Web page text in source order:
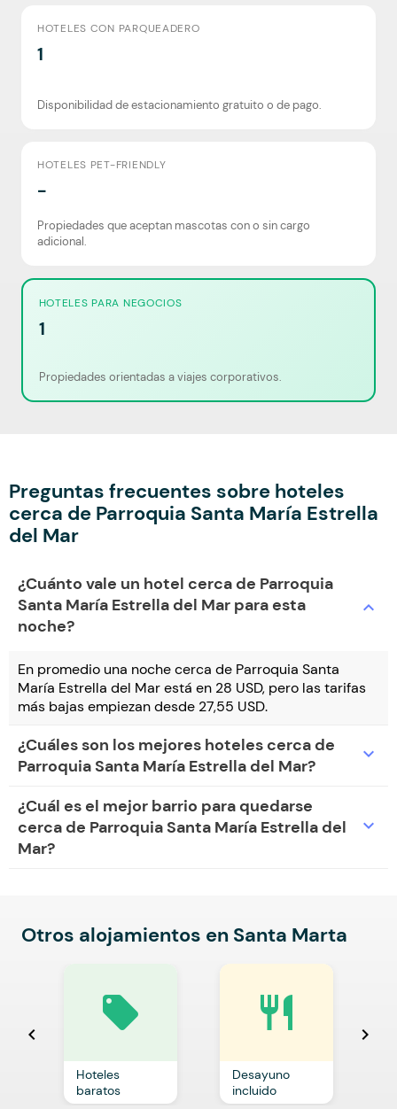
HOTELES CON PARQUEADERO
1
Disponibilidad de estacionamiento gratuito o de pago.
HOTELES PET-FRIENDLY
-
Propiedades que aceptan mascotas con o sin cargo
adicional.
HOTELES PARA NEGOCIOS
1
Propiedades orientadas a viajes corporativos.
Preguntas frecuentes sobre hoteles
cerca de Parroquia Santa María Estrella
del Mar
¿Cuánto vale un hotel cerca de Parroquia
Santa María Estrella del Mar para esta
noche?
expand_more
En promedio una noche cerca de Parroquia Santa
María Estrella del Mar está en 28 USD, pero las tarifas
más bajas empiezan desde 27,55 USD.
¿Cuáles son los mejores hoteles cerca de
Parroquia Santa María Estrella del Mar?
expand_more
¿Cuál es el mejor barrio para quedarse
cerca de Parroquia Santa María Estrella del
Mar?
expand_more
Otros alojamientos en Santa Marta
chevron_left
local_offer
Hoteles
baratos
restaurant
Desayuno
incluido
chevron_right